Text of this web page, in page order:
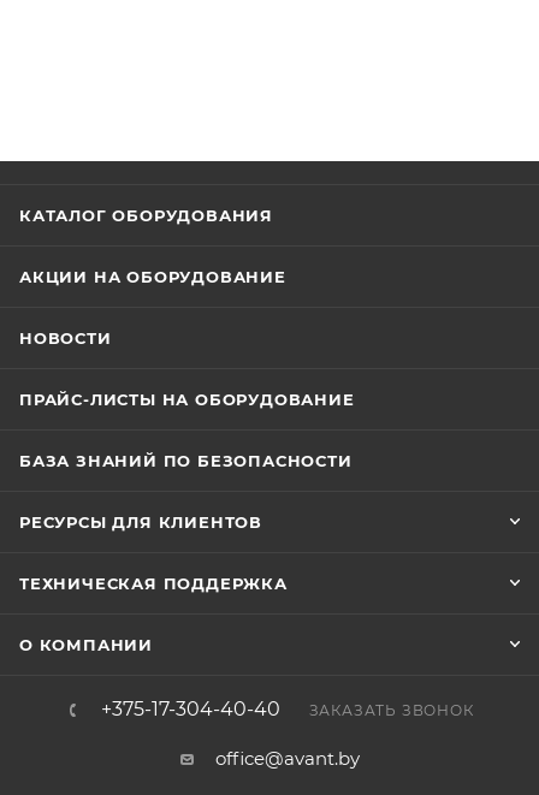
КАТАЛОГ ОБОРУДОВАНИЯ
АКЦИИ НА ОБОРУДОВАНИЕ
НОВОСТИ
ПРАЙС-ЛИСТЫ НА ОБОРУДОВАНИЕ
БАЗА ЗНАНИЙ ПО БЕЗОПАСНОСТИ
РЕСУРСЫ ДЛЯ КЛИЕНТОВ
ТЕХНИЧЕСКАЯ ПОДДЕРЖКА
О КОМПАНИИ
+375-17-304-40-40 ЗАКАЗАТЬ ЗВОНОК
office@avant.by